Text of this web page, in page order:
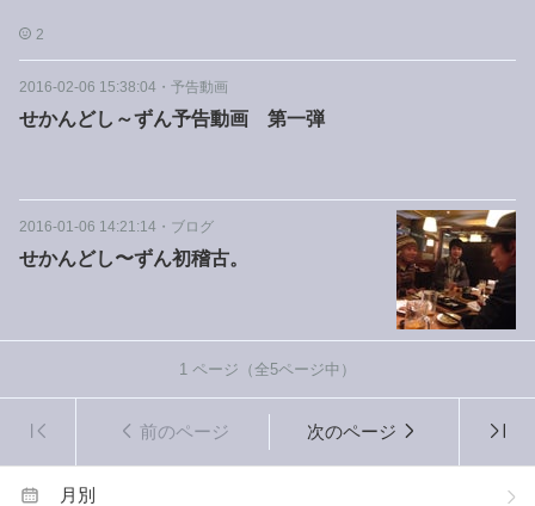
2
2016-02-06 15:38:04 ・ 予告動画
せかんどし～ずん予告動画 第一弾
2016-01-06 14:21:14 ・ ブログ
せかんどし〜ずん初稽古。
1 ページ（全5ページ中）
前のページ 次のページ
月別